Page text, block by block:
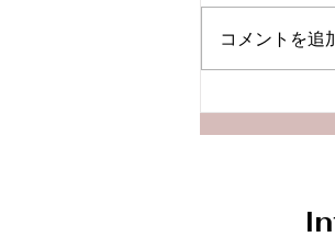
「もし私が
コメントを追